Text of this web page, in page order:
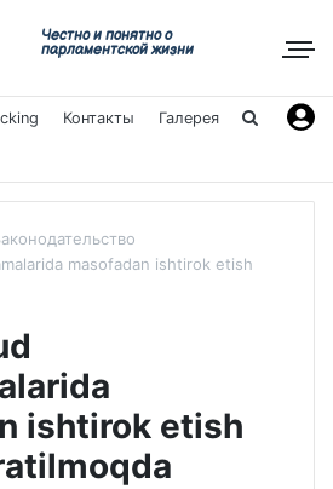
Честно и понятно о
парламентской жизни
Контакты Галерея
masofadan ishtirok etish
ishtirok etish